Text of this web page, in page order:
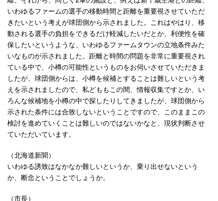
いわゆるファームの選手の移動時間と距離を重要視させていただ
きたいという考えが球団側から示されました。これはやはり、移
動される選手の負担をできるだけ軽減したいだとか、利便性を確
保したいというような、いわゆるファームタウンの立地条件みた
いなものが示されました。距離と時間の問題を非常に重要視され
ている中で、小樽の可能性というものをお伺いさせていただきま
したが、球団側からは、小樽を候補とすることは難しいという考
えを示されましたので、私どももこの間、情報収集ですとか、い
ろんな候補地を小樽の中で探したりしてきましたが、球団側から
示された条件には合致しないということですので、このままこの
検討を進めていくことは難しいのではないかなと、現状判断させ
ていただいています。
（北海道新聞）
いわゆる誘致はなかなか難しいというか、乗り出せないという
か、断念ということでしょうか。
（市長）